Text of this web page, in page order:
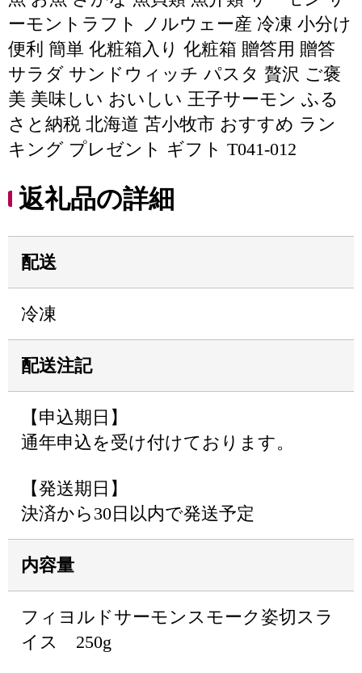
ーモントラフト ノルウェー産 冷凍 小分け
便利 簡単 化粧箱入り 化粧箱 贈答用 贈答
サラダ サンドウィッチ パスタ 贅沢 ご褒
美 美味しい おいしい 王子サーモン ふる
さと納税 北海道 苫小牧市 おすすめ ラン
キング プレゼント ギフト T041-012
返礼品の詳細
配送
冷凍
配送注記
【申込期日】
通年申込を受け付けております。
【発送期日】
決済から30日以内で発送予定
内容量
フィヨルドサーモンスモーク姿切スラ
イス 250g